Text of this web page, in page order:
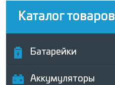
Каталог товаров
Батарейки
Аккумуляторы